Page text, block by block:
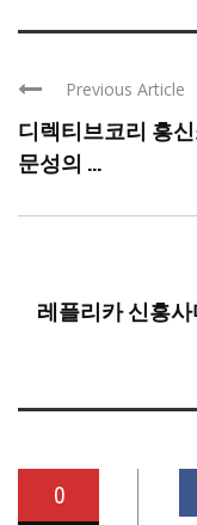
Previous Article
디렉티브코리 흥
문성의 ...
레플리카 신흥
0